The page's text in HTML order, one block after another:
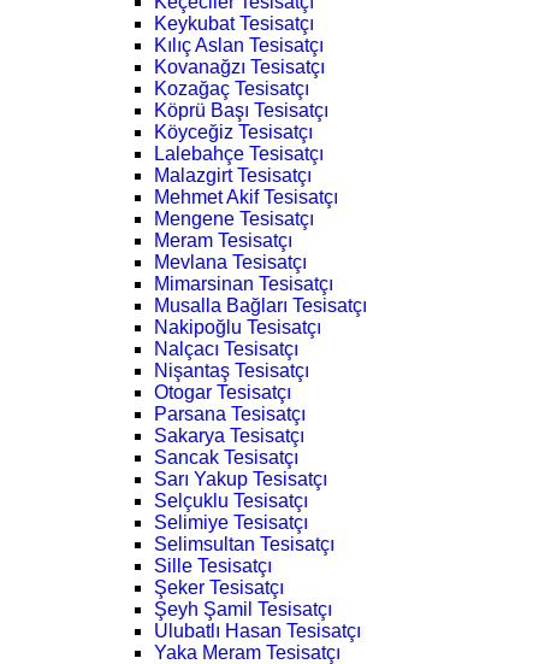
Keykubat Tesisatçı
Kılıç Aslan Tesisatçı
Kovanağzı Tesisatçı
Kozağaç Tesisatçı
Köprü Başı Tesisatçı
Köyceğiz Tesisatçı
Lalebahçe Tesisatçı
Malazgirt Tesisatçı
Mehmet Akif Tesisatçı
Mengene Tesisatçı
Meram Tesisatçı
Mevlana Tesisatçı
Mimarsinan Tesisatçı
Musalla Bağları Tesisatçı
Nakipoğlu Tesisatçı
Nalçacı Tesisatçı
Nişantaş Tesisatçı
Otogar Tesisatçı
Parsana Tesisatçı
Sakarya Tesisatçı
Sancak Tesisatçı
Sarı Yakup Tesisatçı
Selçuklu Tesisatçı
Selimiye Tesisatçı
Selimsultan Tesisatçı
Sille Tesisatçı
Şeker Tesisatçı
Şeyh Şamil Tesisatçı
Ulubatlı Hasan Tesisatçı
Yaka Meram Tesisatçı